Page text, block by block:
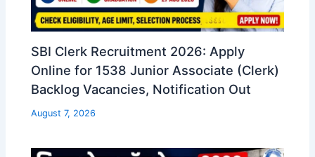
SBI Clerk Recruitment 2026: Apply
Online for 1538 Junior Associate (Clerk)
Backlog Vacancies, Notification Out
August 7, 2026